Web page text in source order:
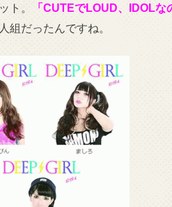
ト。
「CUTEでLOUD、IDOLな
組だったんですね。